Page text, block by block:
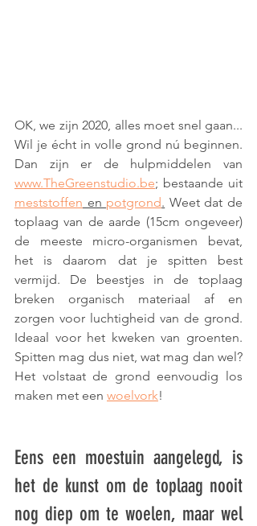
OK, we zijn 2020, alles moet snel gaan...
Wil je écht in volle grond nú beginnen.
www.TheGreenstudio.be
meststoffen en potgrond. Weet dat de
toplaag van de aarde (15cm ongeveer)
de meeste micro-organismen bevat,
het is daarom dat je spitten best
vermijd. De beestjes in de toplaag
breken organisch materiaal af en
zorgen voor luchtigheid van de grond.
Ideaal voor het kweken van groenten.
Spitten mag dus niet, wat mag dan wel?
Het volstaat de grond eenvoudig los
maken met een woelvork!
Eens een moestuin aangelegd, is
het de kunst om de toplaag nooit
nog diep om te woelen, maar wel